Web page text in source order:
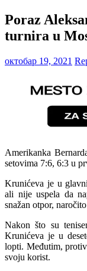
Poraz
turnira u
октобар 19, 2021
Amerikanka
setovima 7:6, 6:3 u
Krunićeva je u
ali nije uspela da
snažan otpor,
Nakon što su
Krunićeva je u
lopti. Međutim,
svoju korist.